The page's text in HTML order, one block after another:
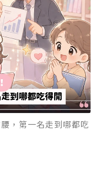
，第一名走到哪都吃